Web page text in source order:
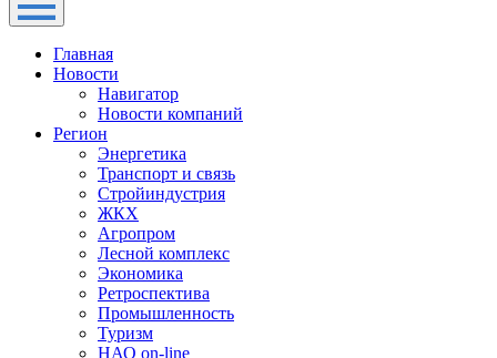
Главная
Новости
Навигатор
Новости компаний
Регион
Энергетика
Транспорт и связь
Стройиндустрия
ЖКХ
Агропром
Лесной комплекс
Экономика
Ретроспектива
Промышленность
Туризм
НАО on-line